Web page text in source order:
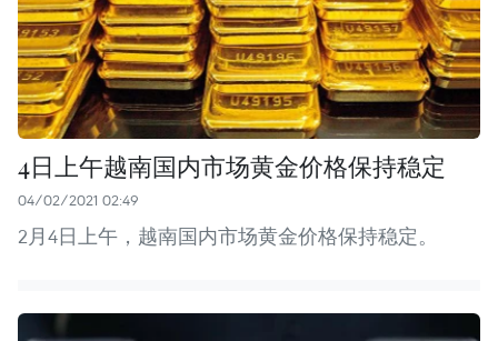
4日上午越南国内市场黄金价格保持稳定
04/02/2021 02:49
2月4日上午，越南国内市场黄金价格保持稳定。